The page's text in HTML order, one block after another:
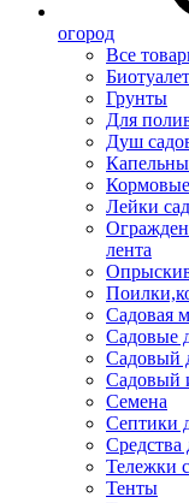
огород
Все
Грунты
Для
Душ
Лейки
лента
Садовая
Садовые
Садовый
Садовый
Семена
Септики
Средства
Тележки
Тенты